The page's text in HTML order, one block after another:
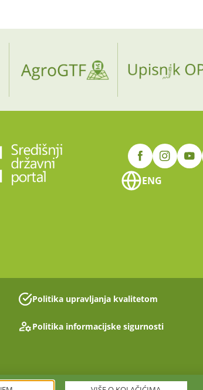
ENG
Politika upravljanja kvalitetom
Politika informacijske sigurnosti